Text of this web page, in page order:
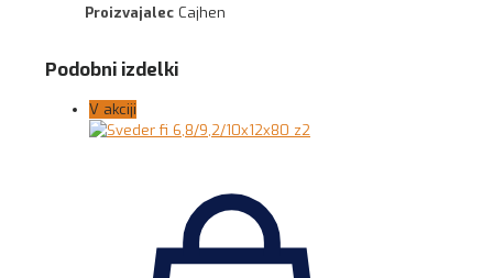
Proizvajalec Cajhen
Podobni izdelki
V akciji